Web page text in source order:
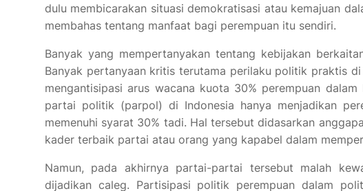
dulu membicarakan situasi demokratisasi atau kemajuan
membahas tentang manfaat bagi perempuan itu sendiri.
Banyak yang mempertanyakan tentang kebijakan
Banyak pertanyaan kritis terutama perilaku politik praktis
mengantisipasi arus wacana kuota 30% perempuan
partai politik (parpol) di Indonesia hanya menjadikan
memenuhi syarat 30% tadi. Hal tersebut didasarkan
kader terbaik partai atau orang yang kapabel dalam
Namun, pada akhirnya partai-partai tersebut malah
dijadikan caleg. Partisipasi politik perempuan dalam